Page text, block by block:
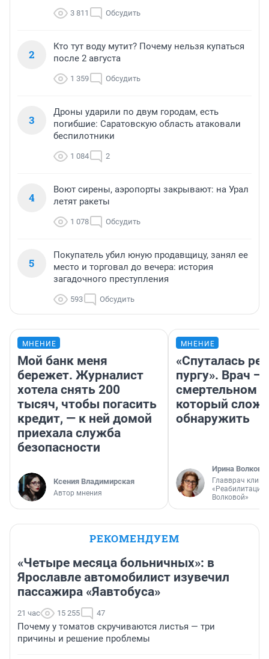
3 811 Обсудить
2
Кто тут воду мутит? Почему нельзя купаться
после 2 августа
1 359 Обсудить
3
Дроны ударили по двум городам, есть
погибшие: Саратовскую область атаковали
беспилотники
1 084 2
4
Воют сирены, аэропорты закрывают: на Урал
летят ракеты
1 078 Обсудить
5
Покупатель убил юную продавщицу, занял ее
место и торговал до вечера: история
загадочного преступления
593 Обсудить
МНЕНИЕ
Мой банк меня
бережет. Журналист
хотела снять 200
тысяч, чтобы погасить
кредит, — к ней домой
приехала служба
безопасности
Ксения Владимирская
Автор мнения
МНЕНИЕ
«Спуталась
пургу». Врач —
смертельном
который
обнаружить
Ирина Волкова
Главврач
«Реабилитация
Волковой»
РЕКОМЕНДУЕМ
«Четыре месяца больничных»: в
Ярославле автомобилист изувечил
пассажира «Яавтобуса»
21 час 15 255 47
Почему у томатов скручиваются листья — три
причины и решение проблемы